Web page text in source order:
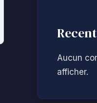
Aucun
afficher.